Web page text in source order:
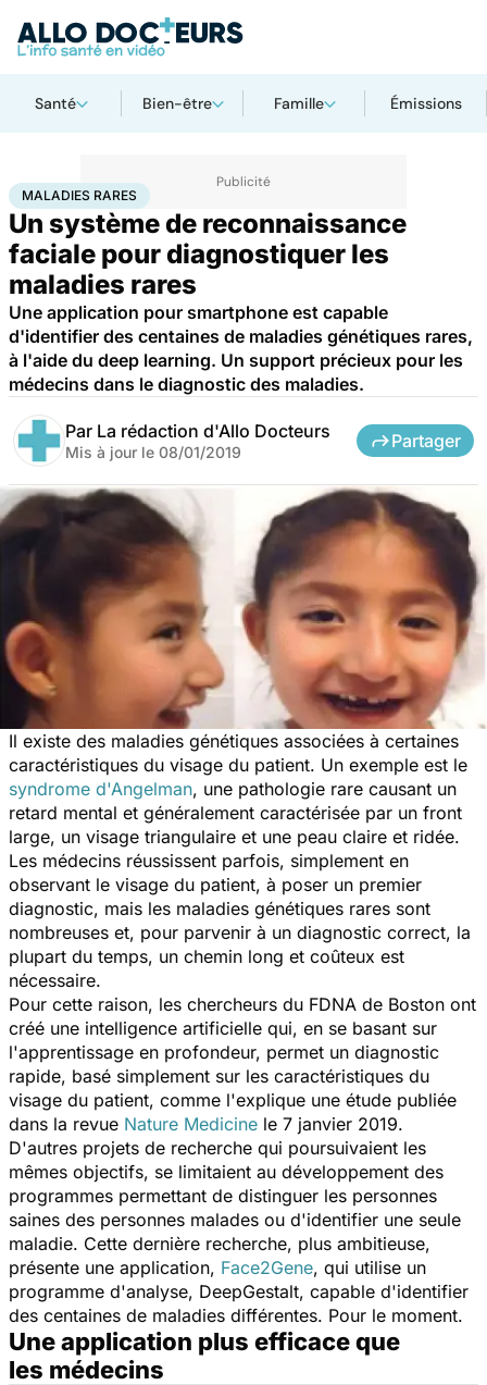
Santé Bien-être Famille Émissions
AccueilSantéMaladies Maladies raresMaladies rares
MALADIES RARES
Un système de reconnaissance
faciale pour diagnostiquer les
maladies rares
Une application pour smartphone est capable
d'identifier des centaines de maladies génétiques rares,
à l'aide du deep learning. Un support précieux pour les
médecins dans le diagnostic des maladies.
Par La rédaction d'Allo Docteurs
Mis à jour le 08/01/2019
Partager
Il existe des maladies génétiques associées à certaines
caractéristiques du visage du patient. Un exemple est le
syndrome d'Angelman, une pathologie rare causant un
retard mental et généralement caractérisée par un front
large, un visage triangulaire et une peau claire et ridée.
Les médecins réussissent parfois, simplement en
observant le visage du patient, à poser un premier
diagnostic, mais les maladies génétiques rares sont
nombreuses et, pour parvenir à un diagnostic correct, la
plupart du temps, un chemin long et coûteux est
nécessaire.
Pour cette raison, les chercheurs du FDNA de Boston ont
créé une intelligence artificielle qui, en se basant sur
l'apprentissage en profondeur, permet un diagnostic
rapide, basé simplement sur les caractéristiques du
visage du patient, comme l'explique une étude publiée
dans la revue Nature Medicine le 7 janvier 2019.
D'autres projets de recherche qui poursuivaient les
mêmes objectifs, se limitaient au développement des
programmes permettant de distinguer les personnes
saines des personnes malades ou d'identifier une seule
maladie. Cette dernière recherche, plus ambitieuse,
présente une application, Face2Gene, qui utilise un
programme d'analyse, DeepGestalt, capable d'identifier
des centaines de maladies différentes. Pour le moment.
Une application plus efficace que
les médecins